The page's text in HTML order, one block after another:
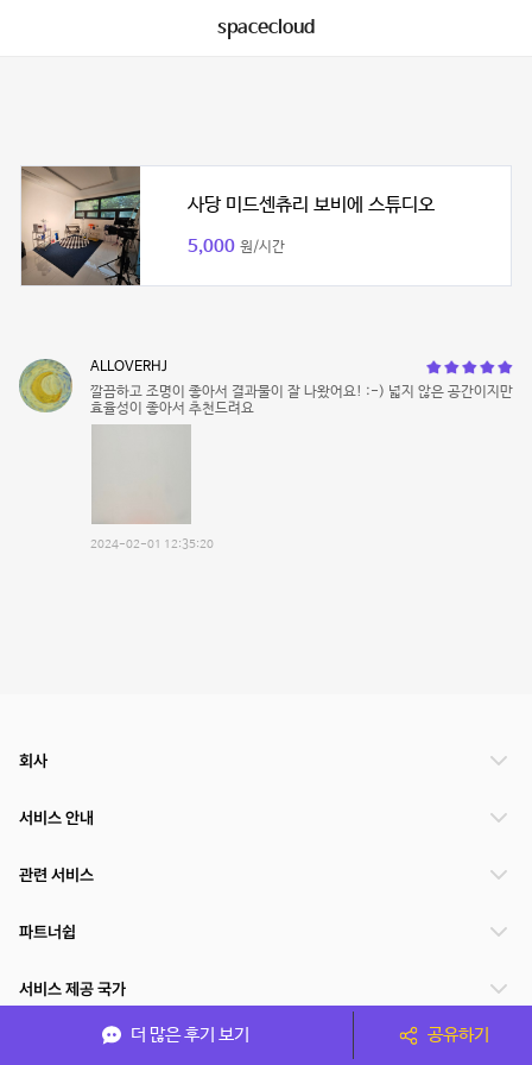
spacecloud
사당 미드센츄리 보비에 스튜디오
5,000 원/시간
ALLOVERHJ
깔끔하고 조명이 좋아서 결과물이 잘 나왔어요! :-) 넓지 않은 공간이지만
효율성이 좋아서 추천드려요
2024-02-01 12:35:20
더 많은 후기 보기 공유하기
회사
서비스 안내
관련 서비스
파트너쉽
서비스 제공 국가